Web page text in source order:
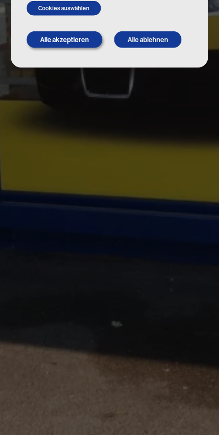
Cookies auswählen
Alle akzeptieren
Withdraw
consent
Alle ablehnen